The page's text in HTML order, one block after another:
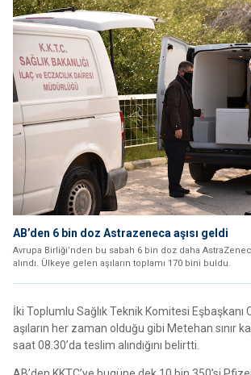
AB’den 6 bin doz Astrazeneca aşısı geldi
Avrupa Birliği’nden bu sabah 6 bin doz daha
alındı. Ülkeye gelen aşıların toplamı 170 bini buldu.
İki Toplumlu Sağlık Teknik Komitesi Eşbaşkanı
aşıların her zaman olduğu gibi Metehan sınır
saat 08.30’da teslim alındığını belirtti.